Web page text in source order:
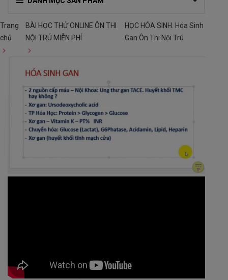
Trang
chủ
BÀI HỌC THỬ ONLINE ÔN THI
NỘI TRÚ MIỄN PHÍ
HỌC HÓA SINH. Hóa Sinh
Gan Ôn Thi Nội Trú